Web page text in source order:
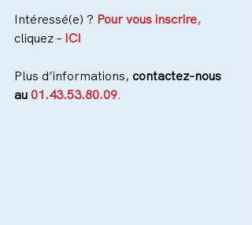
Intéressé(e) ? Pour vous inscrire,
cliquez – ICI
Plus d’informations, contactez-nous
au 01.43.53.80.09.